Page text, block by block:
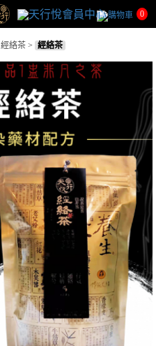
0
經絡茶 > 經絡茶